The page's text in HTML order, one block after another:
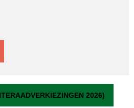
2026)